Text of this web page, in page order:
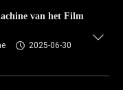
van het Film
2025-06-30